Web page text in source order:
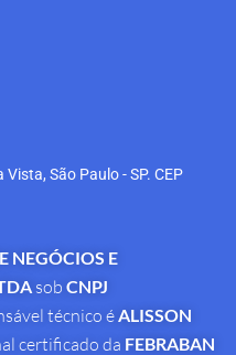
São Paulo - SP. CEP
NEGÓCIOS E
sob CNPJ
técnico éALISSON
certificado da FEBRABAN